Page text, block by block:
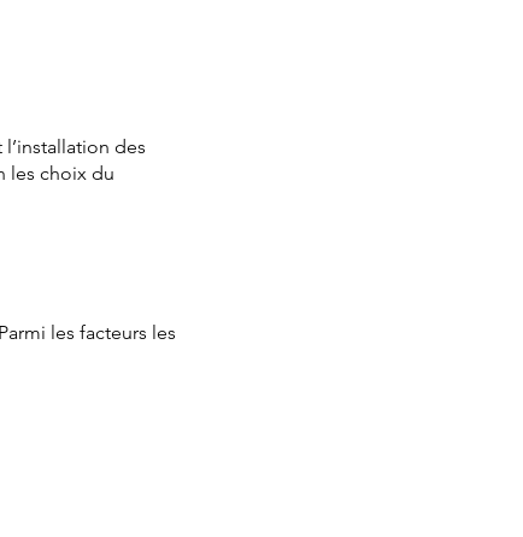
des
les choix du
les facteurs les